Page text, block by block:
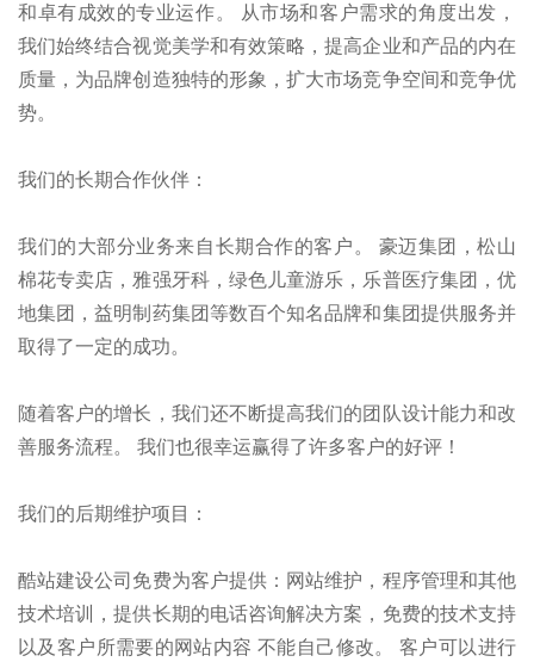
和卓有成效的专业运作。 从市场和客户需求的角度出发，
我们始终结合视觉美学和有效策略，提高企业和产品的内在
质量，为品牌创造独特的形象，扩大市场竞争空间和竞争优
势。
我们的长期合作伙伴：
我们的大部分业务来自长期合作的客户。 豪迈集团，松山
棉花专卖店，雅强牙科，绿色儿童游乐，乐普医疗集团，优
地集团，益明制药集团等数百个知名品牌和集团提供服务并
取得了一定的成功。
随着客户的增长，我们还不断提高我们的团队设计能力和改
善服务流程。 我们也很幸运赢得了许多客户的好评！
我们的后期维护项目：
酷站建设公司免费为客户提供：网站维护，程序管理和其他
技术培训，提供长期的电话咨询解决方案，免费的技术支持
以及客户所需要的网站内容 不能自己修改。 客户可以进行